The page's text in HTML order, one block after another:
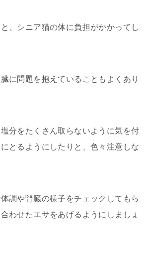
、シニア猫の体に負担がかかってし
に問題を抱えていることもよくあり
分をたくさん取らないように気を付
とるようにしたりと、色々注意しな
調や腎臓の様子をチェックしてもら
わせたエサをあげるようにしましょ